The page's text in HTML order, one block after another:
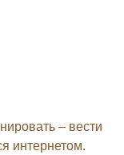
– вести
интернетом.